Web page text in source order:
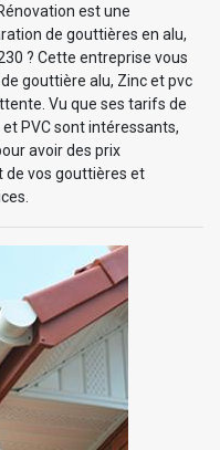
est une
de gouttières en alu,
? Cette entreprise vous
gouttière alu, Zinc et pvc
Vu que ses tarifs de
PVC sont intéressants,
avoir des prix
de vos gouttières et